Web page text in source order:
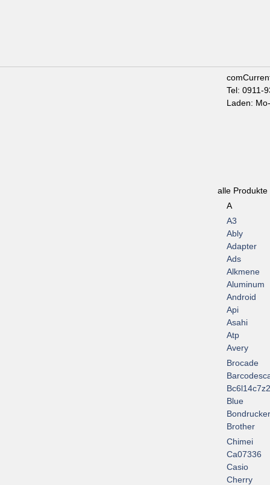
Tel: 0911-
Laden:
alle
A
A3
Ably
Adapter
Ads
Alkmene
Aluminum
Android
Api
Asahi
Atp
Avery
Brocade
Blue
Bondrucker
Brother
Chimei
Ca07336
Casio
Cherry